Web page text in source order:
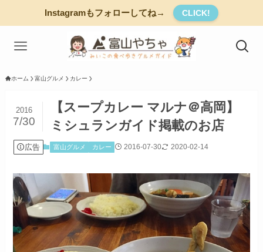
Instagramもフォローしてね→ CLICK!
ホーム 富山グルメ カレー
【スープカレー マルナ＠高岡】
ミシュランガイド掲載のお店
2016
7/30
広告 富山グルメ カレー 2016-07-30 2020-02-14